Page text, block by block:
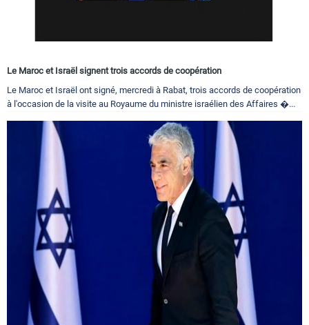
Le Maroc et Israël signent trois accords de coopération
Le Maroc et Israël ont signé, mercredi à Rabat, trois accords de coopération
à l'occasion de la visite au Royaume du ministre israélien des Affaires �...